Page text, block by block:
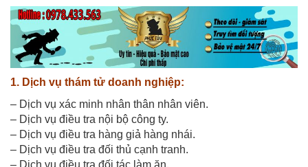
1. Dịch vụ thám tử doanh nghiệp:
– Dịch vụ xác minh nhân thân nhân viên.
– Dịch vụ điều tra nội bộ công ty.
– Dịch vụ điều tra hàng giả hàng nhái.
– Dịch vụ điều tra đối thủ cạnh tranh.
– Dịch vụ điều tra đối tác làm ăn.